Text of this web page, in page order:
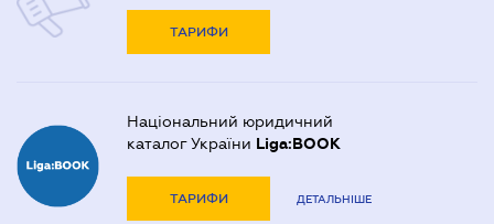
ТАРИФИ
Національний юридичний
каталог України Liga:BOOK
ТАРИФИ ДЕТАЛЬНІШЕ